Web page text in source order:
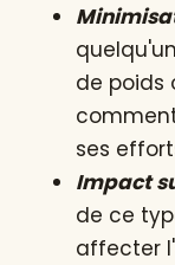
de poids
ses
Impact
de ce
affecter